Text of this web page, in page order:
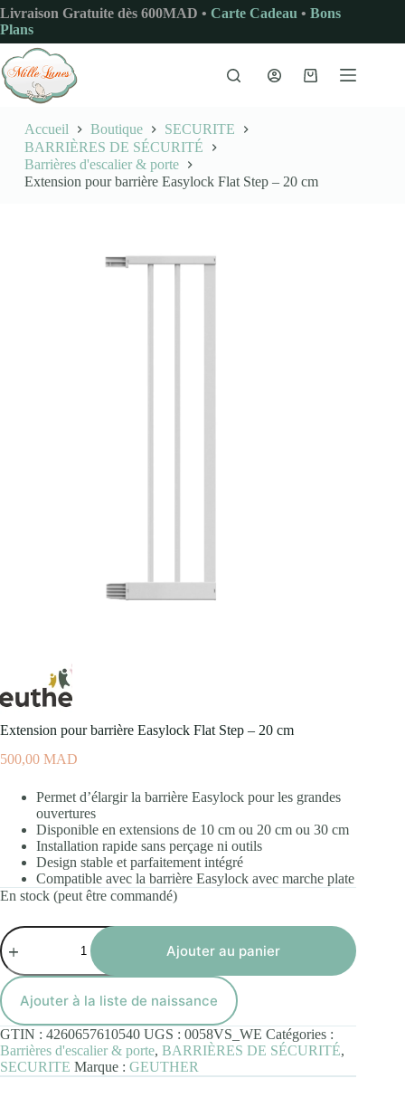
Passer
au
contenu
Livraison Gratuite dès 600MAD • Carte Cadeau • Bons
Plans
Panier
Accueil Boutique
SECURITE
BARRIÈRES DE SÉCURITÉ
Barrières d'escalier & porte
Extension pour barrière Easylock Flat Step – 20 cm
Extension pour barrière Easylock Flat Step – 20 cm
500,00 MAD
Permet d’élargir la barrière Easylock pour les grandes
ouvertures
Disponible en extensions de 10 cm ou 20 cm ou 30 cm
Installation rapide sans perçage ni outils
Design stable et parfaitement intégré
Compatible avec la barrière Easylock avec marche plate
En stock (peut être commandé)
quantité
de
Extension
pour
barrière
Easylock
Flat
Step
-
20
Ajouter au panier
Ajouter à la liste de naissance
GTIN : 4260657610540 UGS : 0058VS_WE Catégories :
Barrières d'escalier & porte, BARRIÈRES DE SÉCURITÉ,
SECURITE Marque : GEUTHER